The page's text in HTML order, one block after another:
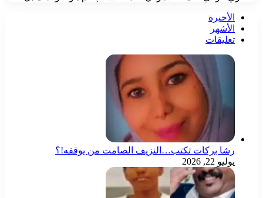
الأخيرة
الأشهر
تعليقات
رشا بركات تكتب…النزيف الصامت من يوقفه!؟
يوليو 22, 2026